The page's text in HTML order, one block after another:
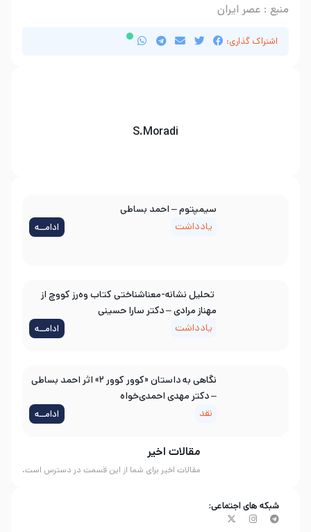
منبع : عصر ایران
اشتراک گذاری:
S.Moradi
مقالات اخیر
مقالات اخیر برای شما از این قسمت در دسترس است.
سیمپتوم – احمد بساطی
یادداشت
ادامــه
تحلیل نشانه-معناشناختی کتاب وه‌رز کووچ از
مهناز مرادی – دکتر سارا حسینی
یادداشت
ادامــه
نگاهی به داستان «کوور کوور ۲» اثر احمد بساطی
– دکتر مهدی احمدی‌خواه
نقد
ادامــه
شبکه های اجتماعی: